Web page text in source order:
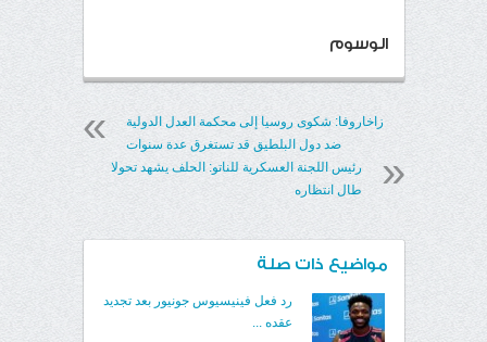
الوسوم
زاخاروفا: شكوى روسيا إلى محكمة العدل الدولية
ضد دول البلطيق قد تستغرق عدة سنوات
رئيس اللجنة العسكرية للناتو: الحلف يشهد تحولا
طال انتظاره
مواضيع ذات صلة
رد فعل فينيسيوس جونيور بعد تجديد
عقده ...